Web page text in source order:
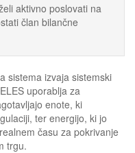
aktivno poslovati na
član bilančne
sistema izvaja sistemski
uporablja za
enote, ki
ter energijo, ki jo
času za pokrivanje
trgu.